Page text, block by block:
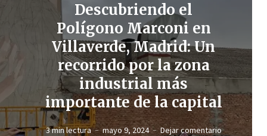
Descubriendo el
Polígono Marconi en
Villaverde, Madrid: Un
recorrido por la zona
industrial más
importante de la capital
3 min lectura mayo 9, 2024 Dejar comentario